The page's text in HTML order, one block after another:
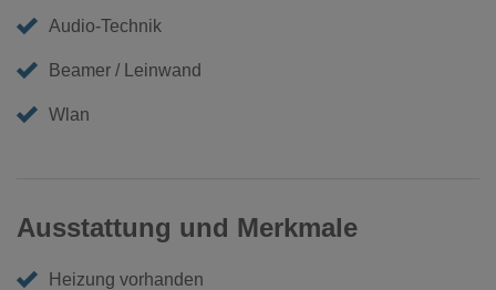
Audio-Technik
Beamer / Leinwand
Wlan
Ausstattung und Merkmale
Heizung vorhanden